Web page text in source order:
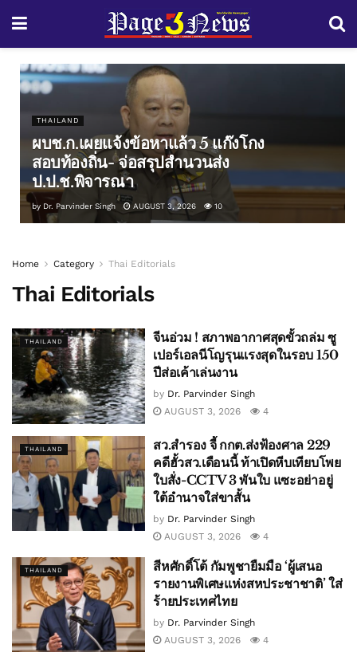
THAILAND
ผบช.ก.เผยแจ้งข้อหาแล้ว 5 แก๊งโกง
สอบท้องถิ่น- จ่อสรุปสำนวนส่ง
ป.ป.ช.พิจารณา
by Dr. Parvinder Singh AUGUST 3, 2026 10
Home Category Thai Editorials
Thai Editorials
THAILAND
จีนอ่วม ! สภาพอากาศสุดขั้วถล่ม ซู
เปอร์เอลนีโญรุนแรงสุดในรอบ 150
ปีส่อเค้าเล่นงาน
by Dr. Parvinder Singh
AUGUST 3, 2026
4
THAILAND
สว.สำรอง จี้ กกต.ส่งฟ้องศาล 229
คดีฮั้วสว.เดือนนี้ ท้าเปิดหีบเทียบโพย
ใบสั่ง-CCTV 3 พันใบ แซะอย่าอยู่
ใต้อำนาจใส่ขาสั้น
by Dr. Parvinder Singh
AUGUST 3, 2026
4
THAILAND
สีหศักดิ์โต้ กัมพูชายืมมือ ‘ผู้เสนอ
รายงานพิเศษแห่งสหประชาชาติ’ ใส่
ร้ายประเทศไทย
by Dr. Parvinder Singh
AUGUST 3, 2026
4